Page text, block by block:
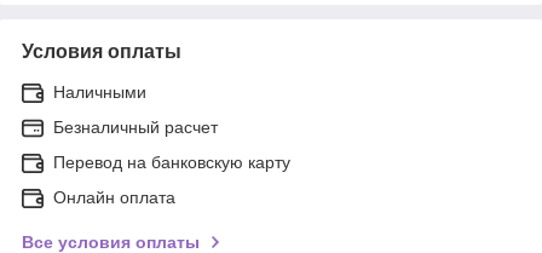
Условия оплаты
Наличными
Безналичный расчет
Перевод на банковскую карту
Онлайн оплата
Все условия оплаты